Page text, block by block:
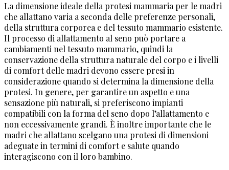
La dimensione ideale della protesi mammaria per le madri
che allattano varia a seconda delle preferenze personali,
della struttura corporea e del tessuto mammario esistente.
Il processo di allattamento al seno può portare a
cambiamenti nel tessuto mammario, quindi la
conservazione della struttura naturale del corpo e i livelli
di comfort delle madri devono essere presi in
considerazione quando si determina la dimensione della
protesi. In genere, per garantire un aspetto e una
sensazione più naturali, si preferiscono impianti
compatibili con la forma del seno dopo l’allattamento e
non eccessivamente grandi. È inoltre importante che le
madri che allattano scelgano una protesi di dimensioni
adeguate in termini di comfort e salute quando
interagiscono con il loro bambino.